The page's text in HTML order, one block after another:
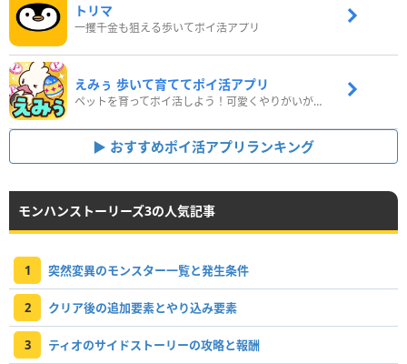
トリマ
一攫千金も狙える歩いてポイ活アプリ
えみぅ 歩いて育ててポイ活アプリ
ペットを育ってポイ活しよう！可愛くやりがいがある新感覚アプリ
おすすめポイ活アプリランキング
モンハンストーリーズ3の人気記事
1 突然変異のモンスター一覧と発生条件
2 クリア後の追加要素とやり込み要素
3 ティオのサイドストーリーの攻略と報酬